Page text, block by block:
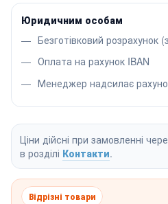
Юридичним особам
Безготівковий
Оплата на рахунок IBAN
Менеджер надсилає
Ціни дійсні при замовленні
в розділі Контакти.
Відрізні товари